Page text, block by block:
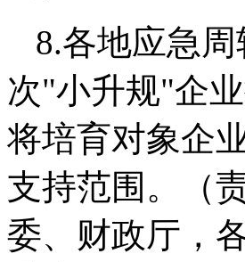
8.各地应急
次"小升规"企
将培育对象企
支持范围。（
委、财政厅，